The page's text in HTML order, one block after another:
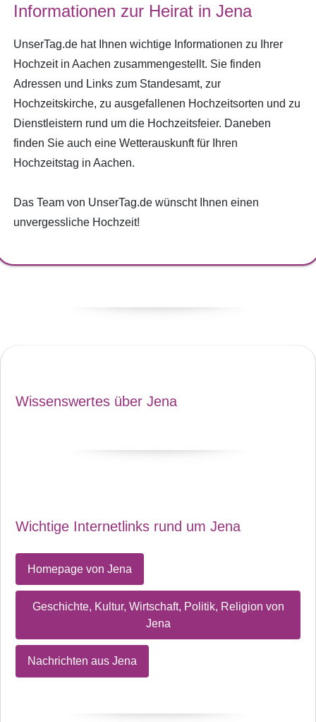
Informationen zur Heirat in Jena
UnserTag.de hat Ihnen wichtige Informationen zu Ihrer
Hochzeit in Aachen zusammengestellt. Sie finden
Adressen und Links zum Standesamt, zur
Hochzeitskirche, zu ausgefallenen Hochzeitsorten und zu
Dienstleistern rund um die Hochzeitsfeier. Daneben
finden Sie auch eine Wetterauskunft für Ihren
Hochzeitstag in Aachen.
Das Team von UnserTag.de wünscht Ihnen einen
unvergessliche Hochzeit!
Wissenswertes über Jena
Wichtige Internetlinks rund um Jena
Homepage von Jena
Geschichte, Kultur, Wirtschaft, Politik, Religion von
Jena
Nachrichten aus Jena